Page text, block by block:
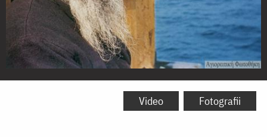
Părintele
Video Fotografii